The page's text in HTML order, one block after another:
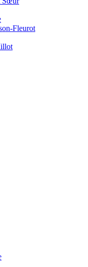
Fleurot